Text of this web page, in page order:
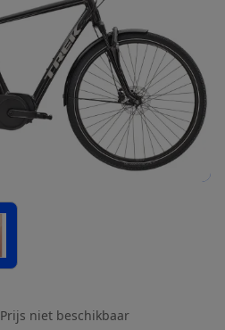
Prijs niet beschikbaar